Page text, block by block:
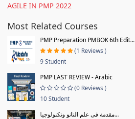
AGILE IN PMP 2022
Most Related Courses
PMP Preparation PMBOK 6th Edit...
(1 Reviews )
9 Student
PMP LAST REVIEW - Arabic
(0 Reviews )
10 Student
مقدمة فى علم النانو وتكنولوجيا...